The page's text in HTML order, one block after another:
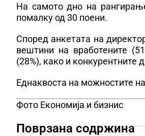
На самото дно на
помалку од 30 поени.
Според анкетата на
вештини на вработените
(28%), како и конкурентните
Еднаквоста на можностите
Фото Економија и бизнис
Поврзана содржина